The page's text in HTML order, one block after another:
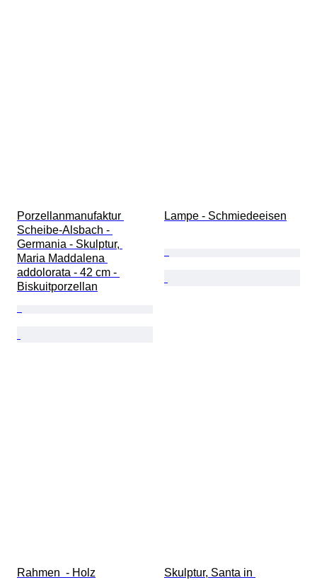
Porzellanmanufaktur
Scheibe-Alsbach -
Germania - Skulptur,
Maria Maddalena
addolorata - 42 cm -
Biskuitporzellan
Lampe - Schmiedeeisen
Rahmen  - Holz
Skulptur, Santa in